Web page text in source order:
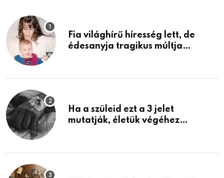
Fia világhírű híresség lett, de
édesanyja tragikus múltja
Ha a szüleid ezt a 3 jelet
mutatják, életük végéhez